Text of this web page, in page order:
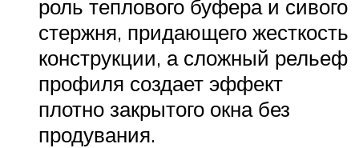
роль теплового буфера и сивого
стержня, придающего жесткость
конструкции, а сложный рельеф
профиля создает эффект
плотно закрытого окна без
продувания.